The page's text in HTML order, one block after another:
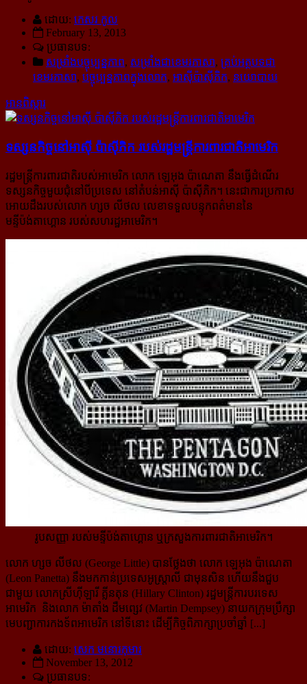
ដោយ: កេសរ កូល
February 13, 2013
ប្រធានបទ:
សម្រាំងបច្ចុប្បន្នភាព, សម្រាំងជាខេមរភាសា, គ្រប់អត្ថបទជា
ខេមរភាសា, បច្ចុប្បន្នភាពក្នុងលោក, អាស៊ីប៉ាស៊ីភិក, នយោបាយ
អានពិស្ដារ
ទស្សនកិច្ច​នៅអាស៊ី ប៉ាស៊ីភិក របស់​រដ្ឋមន្ត្រី​ការពារ​ជាតិ​អាមេរិក
រដ្ឋមន្ត្រីការពារជាតិរបស់អាមេរិក លោក ឡេអុង ប៉ាណេតា នឹងធ្វើដំណើរ
ទស្សនកិច្ចមួយជុំនៅបីប្រទេស នៅតំបន់អាស៊ី ប៉ាស៊ីភិក។ នេះជាការប្រកាស
អោយដឹងរបស់លោក ហ្សច លីថល លេខាទទួលបន្ទុកពត៌មាននៃ
មន្ទីប៉ង់តាហ្គោន របស់​សហរដ្ឋអាមេរិក។
រូបសញ្ញា របស់មន្ទីប៉ង់តាហ្គោន ឬក្រសួងការពារជាតិអាមេរិក។
លោក ហ្សច លីថល (George Little) បានថ្លែងថា លោក ឡេអុង ប៉ាណេតា
(Leon Panetta) នឹងមកកាន់ប្រទេសអូស្រ្តាលី ជាមុនសិន ហើយនឹងជួប
ជាមួយ លោកស្រីហ៊ីឡារី គ្លីនតុន (Hillary Clinton) រដ្ឋមន្រ្តីការបរទេស
អាមេរិក និងលោក ម៉ាតាំង ដឺមព្សេវ (Martin Dempsey) នាយកក្រុមប្រឹក្សា
មេបញ្ជាការកងទ័ពអាមេរិក នៅទីនោះ ដើម្បីកិច្ចពិភាក្សាប្រចាំឆ្នាំ [...]
ដោយ: សេក មនោរកុមារ
November 13, 2012
ប្រធានបទ: